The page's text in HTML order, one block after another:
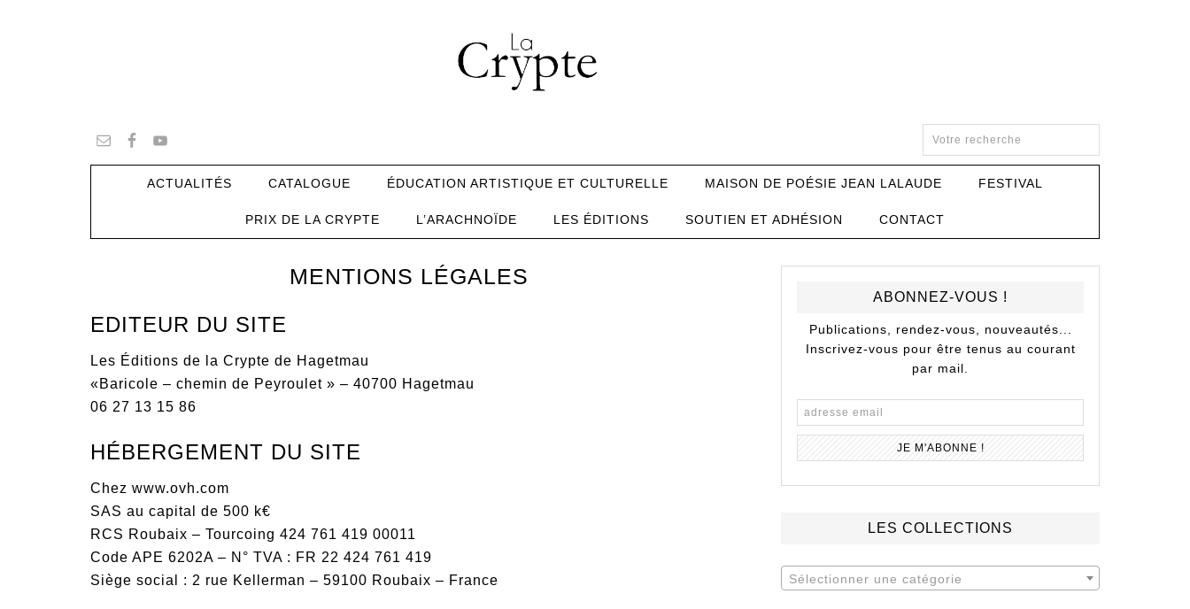
ACTUALITÉS CATALOGUE ÉDUCATION ARTISTIQUE ET CULTURELLE MAISON DE POÉSIE JEAN LALAUDE FESTIVAL
PRIX DE LA CRYPTE L’ARACHNOÏDE LES ÉDITIONS SOUTIEN ET ADHÉSION CONTACT
MENTIONS LÉGALES
EDITEUR DU SITE
Les Éditions de la Crypte de Hagetmau
«Baricole – chemin de Peyroulet » – 40700 Hagetmau
06 27 13 15 86
HÉBERGEMENT DU SITE
Chez www.ovh.com
SAS au capital de 500 k€
RCS Roubaix – Tourcoing 424 761 419 00011
Code APE 6202A – N° TVA : FR 22 424 761 419
Siège social : 2 rue Kellerman – 59100 Roubaix – France
ABONNEZ-VOUS !
Publications, rendez-vous, nouveautés...
Inscrivez-vous pour être tenus au courant
par mail.
LES COLLECTIONS
Sélectionner une catégorie